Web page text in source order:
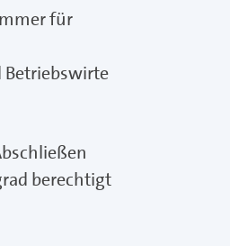
für
Betriebswirte
berechtigt